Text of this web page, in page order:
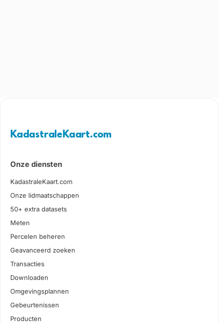
KadastraleKaart.com
Onze diensten
KadastraleKaart.com
Onze lidmaatschappen
50+ extra datasets
Meten
Percelen beheren
Geavanceerd zoeken
Transacties
Downloaden
Omgevingsplannen
Gebeurtenissen
Producten